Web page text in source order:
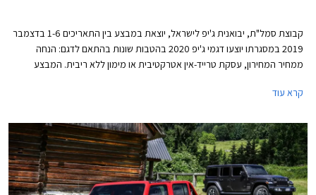
קבוצת סמל"ת, יבואנית ג'יפ לישראל, יוצאת במבצע בין התאריכים 1-6 בדצמבר
2019 במסגרתו יוצעו דגמי ג'יפ 2020 בהטבות שונות בהתאם לדגם: הנחה
ממחיר המחירון, עסקת טרייד-אין אטרקטיבית או מימון ללא ריבית. המבצע
קרא עוד